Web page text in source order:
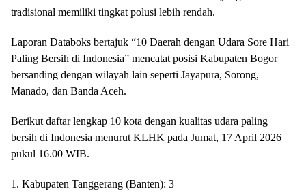
tradisional memiliki tingkat polusi lebih rendah.
Laporan Databoks bertajuk “10 Daerah dengan Udara Sore Hari
Paling Bersih di Indonesia” mencatat posisi Kabupaten Bogor
bersanding dengan wilayah lain seperti Jayapura, Sorong,
Manado, dan Banda Aceh.
Berikut daftar lengkap 10 kota dengan kualitas udara paling
bersih di Indonesia menurut KLHK pada Jumat, 17 April 2026
pukul 16.00 WIB.
1. Kabupaten Tanggerang (Banten): 3